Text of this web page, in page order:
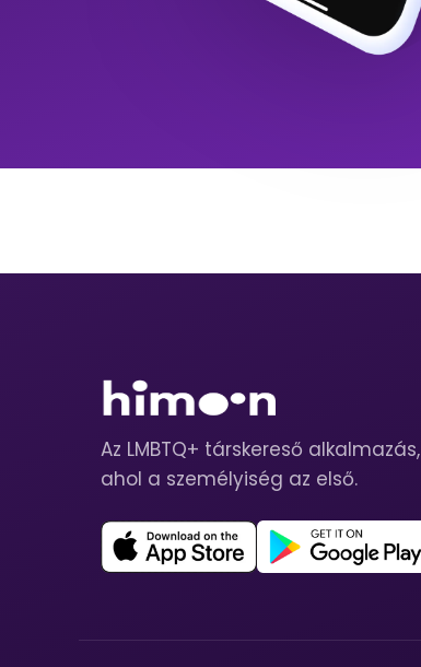
Az LMBTQ+ társkereső alkalmazás,
ahol a személyiség az első.